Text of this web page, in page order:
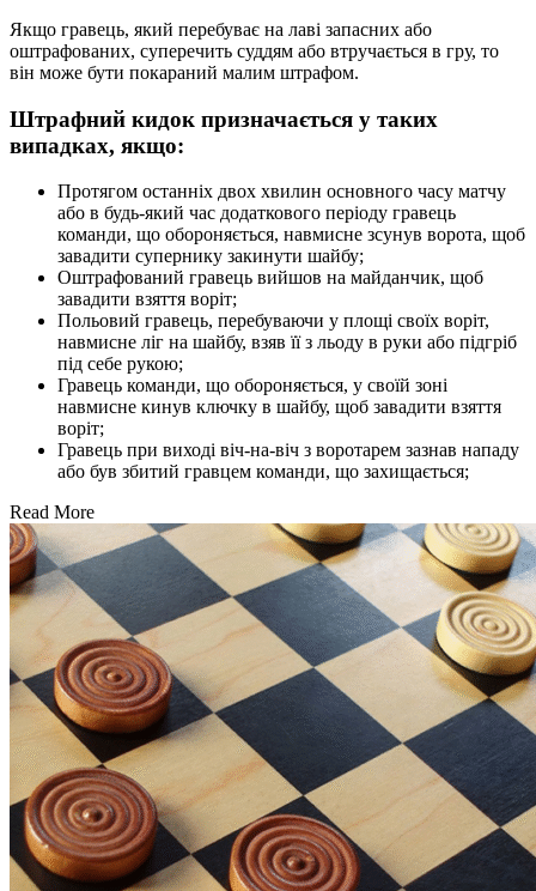
Якщо гравець, який перебуває на лаві запасних або
оштрафованих, суперечить суддям або втручається в гру, то
він може бути покараний малим штрафом.
Штрафний кидок призначається у таких
випадках, якщо:
Протягом останніх двох хвилин основного часу матчу
або в будь-який час додаткового періоду гравець
команди, що обороняється, навмисне зсунув ворота, щоб
завадити супернику закинути шайбу;
Оштрафований гравець вийшов на майданчик, щоб
завадити взяття воріт;
Польовий гравець, перебуваючи у площі своїх воріт,
навмисне ліг на шайбу, взяв її з льоду в руки або підгріб
під себе рукою;
Гравець команди, що обороняється, у своїй зоні
навмисне кинув ключку в шайбу, щоб завадити взяття
воріт;
Гравець при виході віч-на-віч з воротарем зазнав нападу
або був збитий гравцем команди, що захищається;
Read More